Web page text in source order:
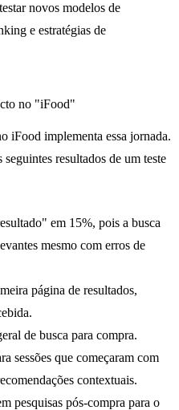
novos modelos de
e estratégias de
no "iFood"
iFood implementa essa jornada.
seguintes resultados de um teste
em 15%, pois a busca
mesmo com erros de
página de resultados,
de busca para compra.
sessões que começaram com
contextuais.
pesquisas pós-compra para o